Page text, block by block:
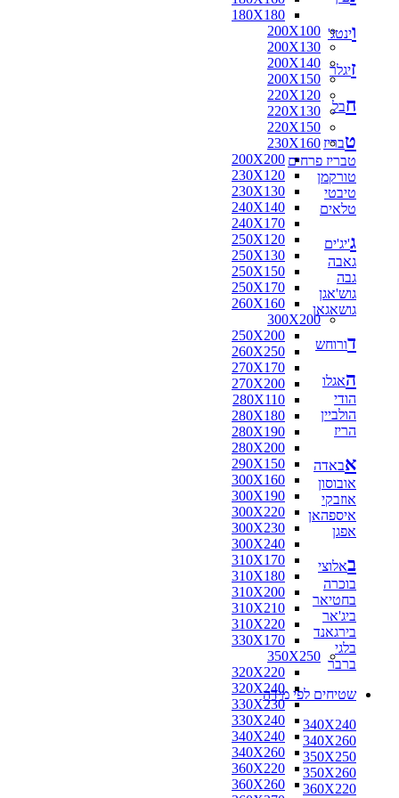
180X180
200X100
200X130
200X140
200X150
220X120
220X130
220X150
230X160
200X200
230X120
230X130
240X140
240X170
250X120
250X130
250X150
250X170
260X160
300X200
250X200
260X250
270X170
270X200
280X110
280X180
280X190
280X200
290X150
300X160
300X190
300X220
300X230
300X240
310X170
310X180
310X200
310X210
310X220
330X170
350X250
320X220
320X240
330X230
330X240
340X240
340X260
360X220
360X260
וינטג'
זיגלר
חבל
טבריז
טבריז פרחים
טורקמן
טיבטי
טלאים
ג'יג'ים
גאבה
גבה
גוש'אגן
גושאגאן
דורוחש
האגלו
הודי
הולביין
הריז
אבאדה
אובוסון
אוזבקי
איספהאן
אפגן
באלוצי
בוכרה
בחטיאר
ביג'אר
בירגאנד
בלגי
ברבר
שטיחים לפי מידה
340X240
340X260
350X250
350X260
360X220